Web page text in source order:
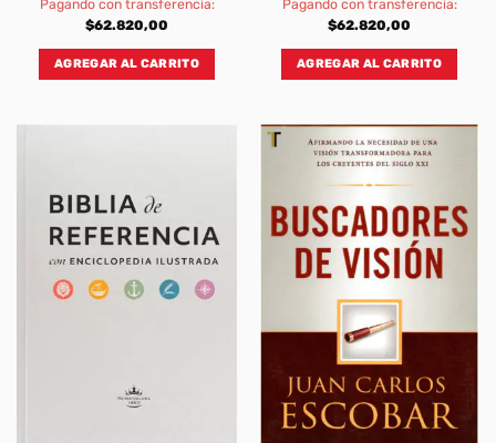
Pagando con transferencia:
$62.820,00
AGREGAR AL CARRITO
Pagando con transferencia:
$62.820,00
AGREGAR AL CARRITO